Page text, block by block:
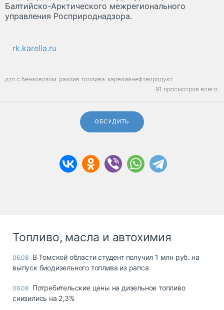
Балтийско-Арктического межрегионального
управления Росприроднадзора.
rk.karelia.ru
дтп с бензовозом разлив топлива карелиянефтепродукт
91 просмотров всего.
ОБСУДИТЬ
Топливо, масла и автохимия
06.08 В Томской области студент получил 1 млн руб. на
выпуск биодизельного топлива из рапса
06.08 Потребительские цены на дизельное топливо
снизились на 2,3%